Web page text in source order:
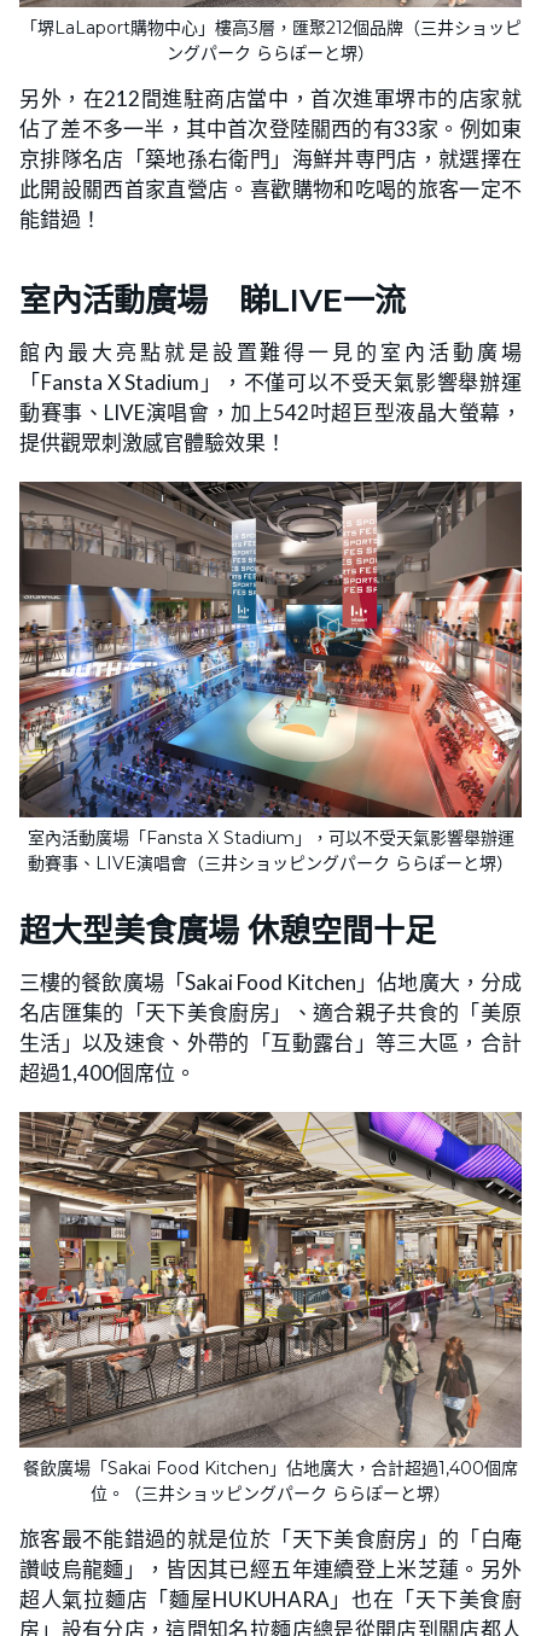
「堺LaLaport購物中心」樓高3層，匯聚212個品牌（三井ショッピ
ングパーク ららぽーと堺）
另外，在212間進駐商店當中，首次進軍堺市的店家就
佔了差不多一半，其中首次登陸關西的有33家。例如東
京排隊名店「築地孫右衛門」海鮮丼専門店，就選擇在
此開設關西首家直營店。喜歡購物和吃喝的旅客一定不
能錯過！
室內活動廣場 睇LIVE一流
館內最大亮點就是設置難得一見的室內活動廣場
「Fansta X Stadium」，不僅可以不受天氣影響舉辦運
動賽事、LIVE演唱會，加上542吋超巨型液晶大螢幕，
提供觀眾刺激感官體驗效果！
室內活動廣場「Fansta X Stadium」，可以不受天氣影響舉辦運
動賽事、LIVE演唱會（三井ショッピングパーク ららぽーと堺）
超大型美食廣場 休憩空間十足
三樓的餐飲廣場「Sakai Food Kitchen」佔地廣大，分成
名店匯集的「天下美食廚房」、適合親子共食的「美原
生活」以及速食、外帶的「互動露台」等三大區，合計
超過1,400個席位。
餐飲廣場「Sakai Food Kitchen」佔地廣大，合計超過1,400個席
位。（三井ショッピングパーク ららぽーと堺）
旅客最不能錯過的就是位於「天下美食廚房」的「白庵
讚岐烏龍麵」，皆因其已經五年連續登上米芝蓮。另外
超人氣拉麵店「麵屋HUKUHARA」也在「天下美食廚
房」設有分店，這間知名拉麵店總是從開店到關店都人